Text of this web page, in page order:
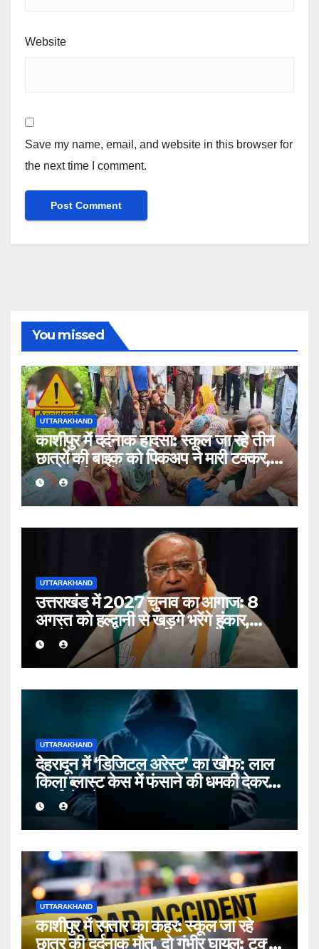
Website
Save my name, email, and website in this browser for
the next time I comment.
You missed
UTTARAKHAND
काशीपुर में दर्दनाक हादसा: स्कूल जा रहे तीन
छात्रों की बाइक को पिकअप ने मारी टक्कर,
एक की मौत, दो घायल
UTTARAKHAND
उत्तराखंड में 2027 चुनाव का आगाज: 8
अगस्त को हल्द्वानी से खड़गे भरेंगे हुंकार,
कांग्रेस का शक्ति प्रदर्शन
UTTARAKHAND
देहरादून में ‘डिजिटल अरेस्ट’ का खौफ: लाल
किला ब्लास्ट केस में फंसाने की धमकी देकर
बुजुर्ग से ठगे ₹13 लाख
UTTARAKHAND
काशीपुर में रफ्तार का कहर: स्कूल जा रहे
छात्र की दर्दनाक मौत, दो गंभीर घायल; टक्कर